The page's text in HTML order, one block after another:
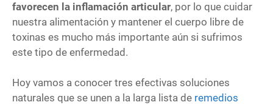
favorecen la inflamación articular, por lo que cuidar
nuestra alimentación y mantener el cuerpo libre de
toxinas es mucho más importante aún si sufrimos
este tipo de enfermedad.
Hoy vamos a conocer tres efectivas soluciones
naturales que se unen a la larga lista de remedios